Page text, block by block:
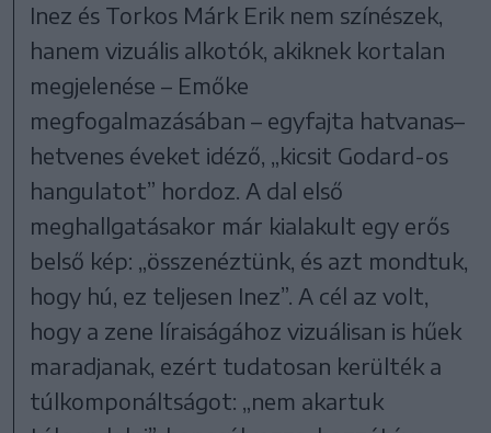
Inez és Torkos Márk Erik nem színészek,
hanem vizuális alkotók, akiknek kortalan
megjelenése – Emőke
megfogalmazásában – egyfajta hatvanas–
hetvenes éveket idéző, „kicsit Godard-os
hangulatot” hordoz. A dal első
meghallgatásakor már kialakult egy erős
belső kép: „összenéztünk, és azt mondtuk,
hogy hú, ez teljesen Inez”. A cél az volt,
hogy a zene líraiságához vizuálisan is hűek
maradjanak, ezért tudatosan kerülték a
túlkomponáltságot: „nem akartuk